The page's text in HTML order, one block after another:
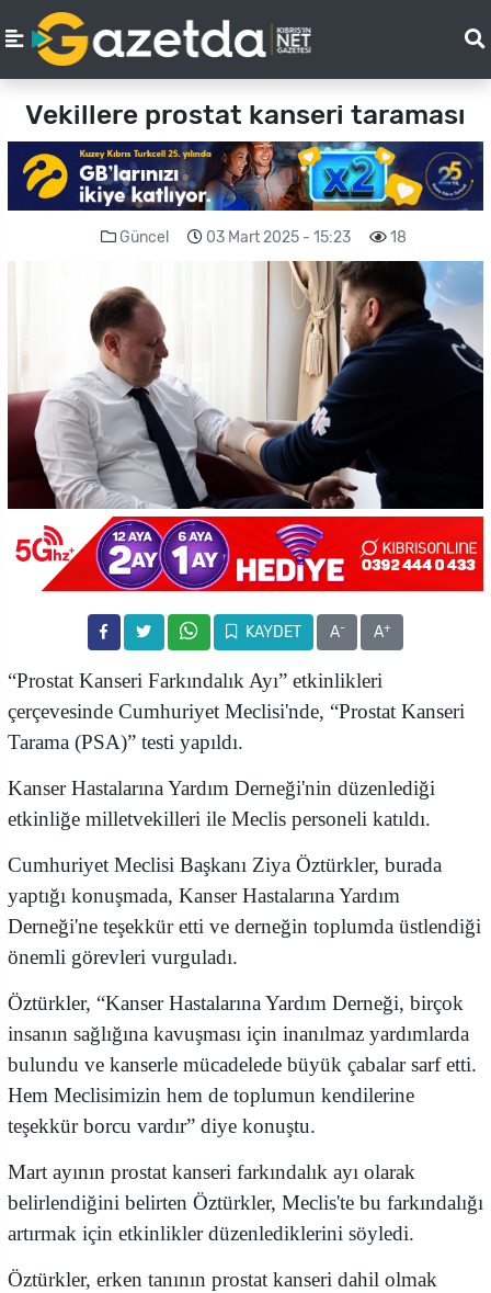
Vekillere prostat kanseri taraması
Güncel 03 Mart 2025 - 15:23 18
KAYDET A- A+
“Prostat Kanseri Farkındalık Ayı” etkinlikleri
çerçevesinde Cumhuriyet Meclisi'nde, “Prostat Kanseri
Tarama (PSA)” testi yapıldı.
Kanser Hastalarına Yardım Derneği'nin düzenlediği
etkinliğe milletvekilleri ile Meclis personeli katıldı.
Cumhuriyet Meclisi Başkanı Ziya Öztürkler, burada
yaptığı konuşmada, Kanser Hastalarına Yardım
Derneği'ne teşekkür etti ve derneğin toplumda üstlendiği
önemli görevleri vurguladı.
Öztürkler, “Kanser Hastalarına Yardım Derneği, birçok
insanın sağlığına kavuşması için inanılmaz yardımlarda
bulundu ve kanserle mücadelede büyük çabalar sarf etti.
Hem Meclisimizin hem de toplumun kendilerine
teşekkür borcu vardır” diye konuştu.
Mart ayının prostat kanseri farkındalık ayı olarak
belirlendiğini belirten Öztürkler, Meclis'te bu farkındalığı
artırmak için etkinlikler düzenlediklerini söyledi.
Öztürkler, erken tanının prostat kanseri dahil olmak